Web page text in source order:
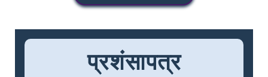
प्रशंसापत्र